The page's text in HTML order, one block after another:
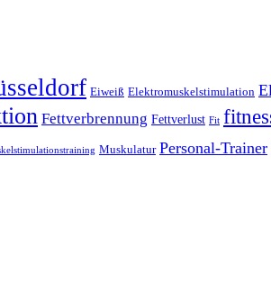
Eiweiß Elektromuskelstimulation
Fettverbrennung Fettverlust Fit
Muskulatur Personal-Trainer